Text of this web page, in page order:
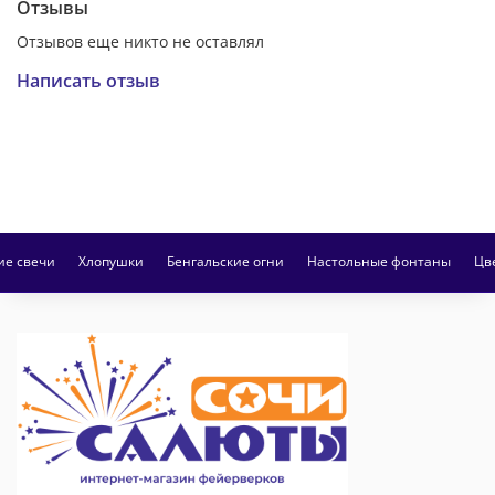
Отзывы
Отзывов еще никто не оставлял
Написать отзыв
свечи Хлопушки Бенгальские огни Настольные фонтаны